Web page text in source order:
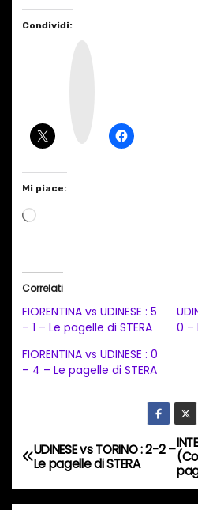
Condividi:
Mi piace:
C
a
m
e
i
c
Correlati
FIORENTINA vs UDINESE : 5
– 1 – Le pagelle di STERA
0 –
FIORENTINA vs UDINESE : 0
– 4 – Le pagelle di STERA
N
a
UDINESE vs TORINO : 2-2 –
Le pagelle di STERA